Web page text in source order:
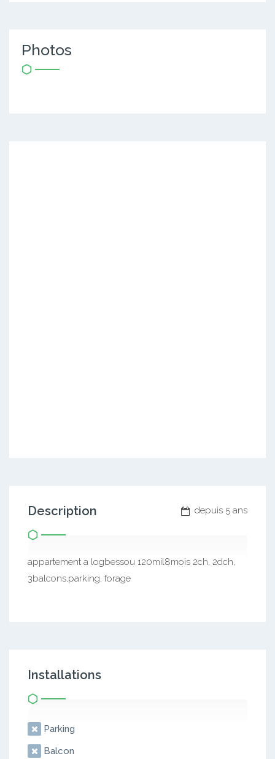
Photos
depuis 5 ans
Description
appartement a logbessou 120mil8mois 2ch, 2dch,
3balcons,parking, forage
Installations
Parking
Balcon